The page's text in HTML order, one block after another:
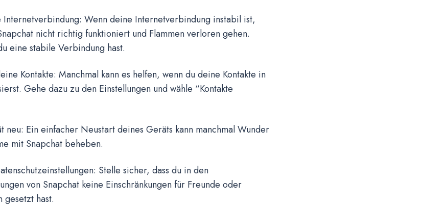
Wenn deine Internetverbindung instabil ist,
nicht richtig funktioniert und Flammen verloren gehen.
eine stabile Verbindung hast.
Kontakte: Manchmal kann es helfen, wenn du deine Kontakte in
Gehe dazu zu den Einstellungen und wähle “Kontakte
neu: Ein einfacher Neustart deines Geräts kann manchmal Wunder
mit Snapchat beheben.
Stelle sicher, dass du in den
von Snapchat keine Einschränkungen für Freunde oder
gesetzt hast.